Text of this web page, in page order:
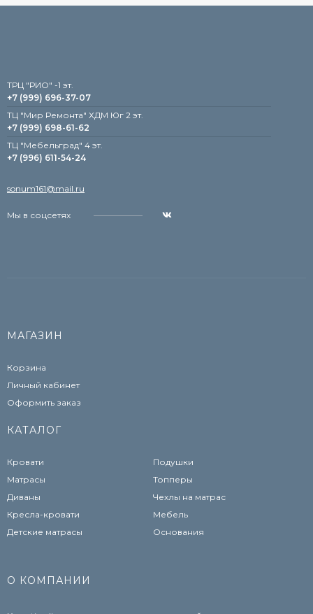
TРЦ "РИО" -1 эт.
+7 (999) 696-37-07
ТЦ "Мир Ремонта" ХДМ Юг 2 эт.
+7 (999) 698-61-62
TЦ "Мебельград" 4 эт.
+7 (996) 611-54-24
sonum161@mail.ru
Мы в соцсетях
МАГАЗИН
Корзина
Личный кабинет
Оформить заказ
КАТАЛОГ
Кровати
Матрасы
Диваны
Кресла-кровати
Детские матрасы
Подушки
Топперы
Чехлы на матрас
Мебель
Основания
О КОМПАНИИ